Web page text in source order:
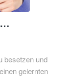
besetzen und
gelernten